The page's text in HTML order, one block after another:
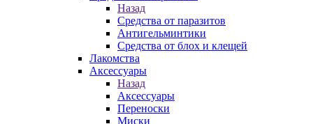
Назад
Средства от паразитов
Антигельминтики
Средства от блох и клещей
Лакомства
Аксессуары
Назад
Аксессуары
Переноски
Миски